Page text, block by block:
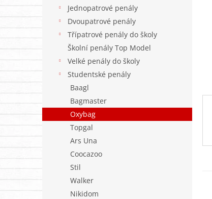
Jednopatrové penály
Dvoupatrové penály
Třípatrové penály do školy
Školní penály Top Model
Velké penály do školy
Studentské penály
Baagl
Bagmaster
Oxybag
Topgal
Ars Una
Coocazoo
Stil
Walker
Nikidom